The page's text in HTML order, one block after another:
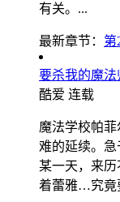
有关。...
最新章节： 第
要杀我的魔法
酷爱 连载
魔法学校帕
难的延续。
某一天，来
着蕾雅…究竟